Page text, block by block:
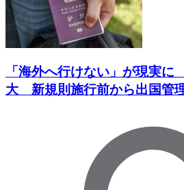
「海外へ行けない」が現実
大 新規則施行前から出国管